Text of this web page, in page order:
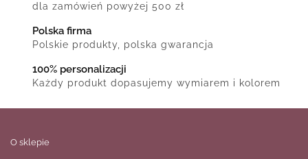
dla zamówień powyżej 500 zł
Polska firma
Polskie produkty, polska gwarancja
100% personalizacji
Każdy produkt dopasujemy wymiarem i kolorem
O sklepie